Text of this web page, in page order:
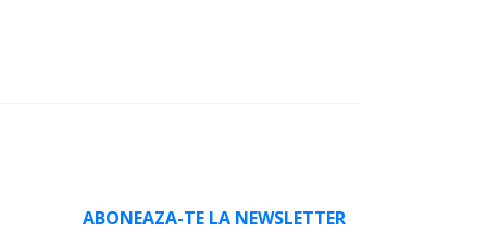
ABONEAZA-TE LA NEWSLETTER